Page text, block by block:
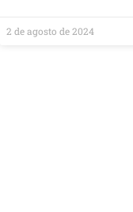
2 de agosto de 2024